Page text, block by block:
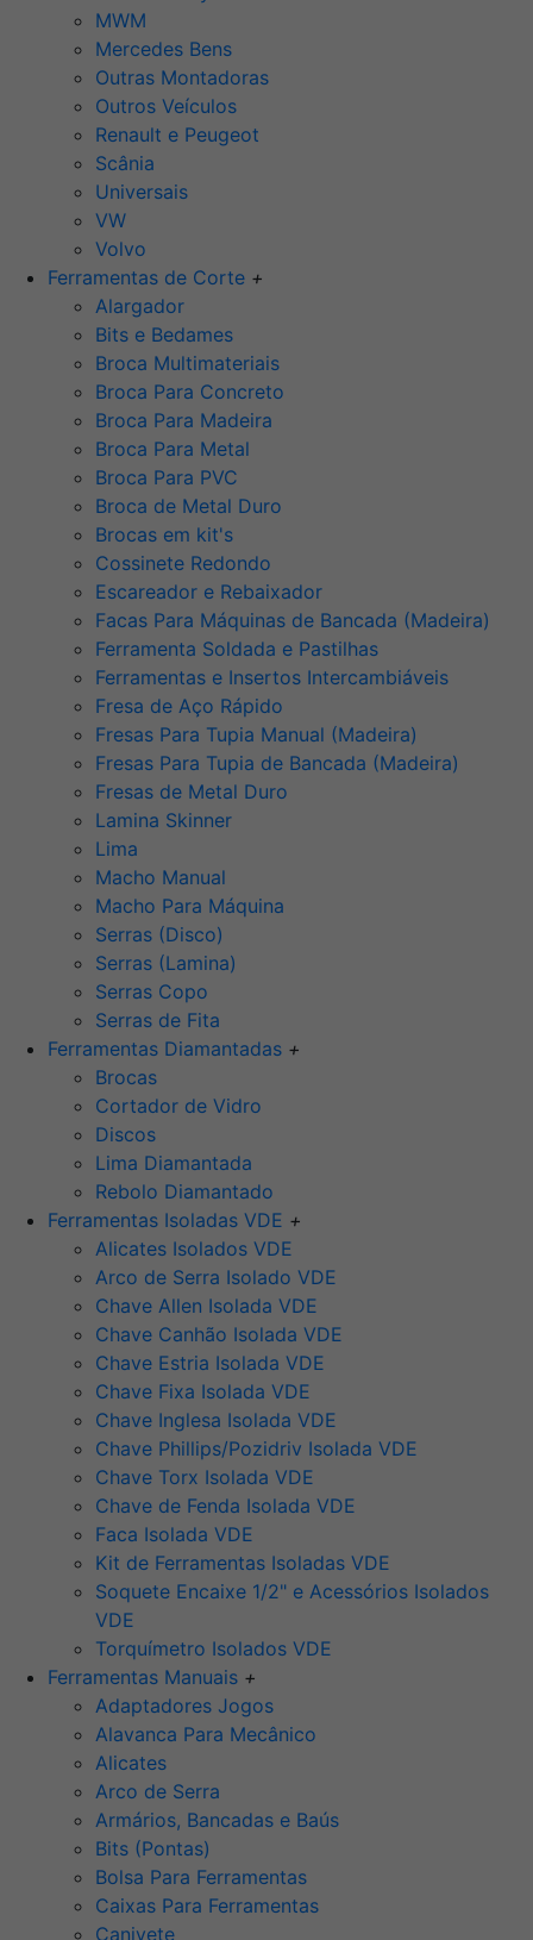
MWM
Mercedes Bens
Outras Montadoras
Outros Veículos
Renault e Peugeot
Scânia
Universais
VW
Volvo
Ferramentas de Corte +
Alargador
Bits e Bedames
Broca Multimateriais
Broca Para Concreto
Broca Para Madeira
Broca Para Metal
Broca Para PVC
Broca de Metal Duro
Brocas em kit's
Cossinete Redondo
Escareador e Rebaixador
Facas Para Máquinas de Bancada (Madeira)
Ferramenta Soldada e Pastilhas
Ferramentas e Insertos Intercambiáveis
Fresa de Aço Rápido
Fresas Para Tupia Manual (Madeira)
Fresas Para Tupia de Bancada (Madeira)
Fresas de Metal Duro
Lamina Skinner
Lima
Macho Manual
Macho Para Máquina
Serras (Disco)
Serras (Lamina)
Serras Copo
Serras de Fita
Ferramentas Diamantadas +
Brocas
Cortador de Vidro
Discos
Lima Diamantada
Rebolo Diamantado
Ferramentas Isoladas VDE +
Alicates Isolados VDE
Arco de Serra Isolado VDE
Chave Allen Isolada VDE
Chave Canhão Isolada VDE
Chave Estria Isolada VDE
Chave Fixa Isolada VDE
Chave Inglesa Isolada VDE
Chave Phillips/Pozidriv Isolada VDE
Chave Torx Isolada VDE
Chave de Fenda Isolada VDE
Faca Isolada VDE
Kit de Ferramentas Isoladas VDE
Soquete Encaixe 1/2" e Acessórios Isolados
VDE
Torquímetro Isolados VDE
Ferramentas Manuais +
Adaptadores Jogos
Alavanca Para Mecânico
Alicates
Arco de Serra
Armários, Bancadas e Baús
Bits (Pontas)
Bolsa Para Ferramentas
Caixas Para Ferramentas
Canivete